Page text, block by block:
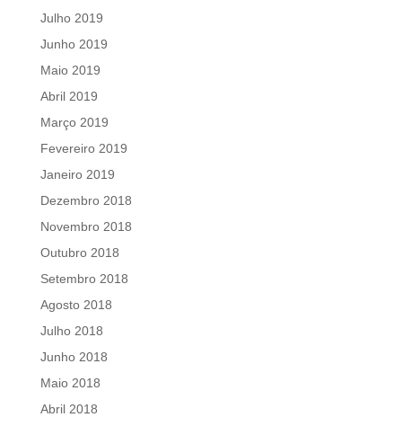
Julho 2019
Junho 2019
Maio 2019
Abril 2019
Março 2019
Fevereiro 2019
Janeiro 2019
Dezembro 2018
Novembro 2018
Outubro 2018
Setembro 2018
Agosto 2018
Julho 2018
Junho 2018
Maio 2018
Abril 2018